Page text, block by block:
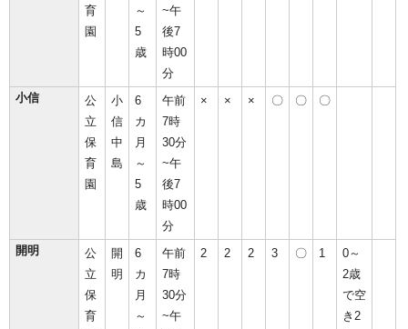
育
園
～
5
歳
~午
後7
時00
分
小信
公
立
保
育
園
小
信
中
島
6
カ
月
～
5
歳
午前
7時
30分
~午
後7
時00
分
× × × 〇 〇 〇
開明
公
立
保
育
開
明
6
カ
月
～
午前
7時
30分
~午
2 2 2 3 〇 1
0～
2歳
で空
き2